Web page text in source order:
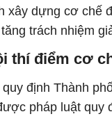
xây dựng cơ chế
trách nhiệm
thí điểm cơ
định Thành
pháp luật quy